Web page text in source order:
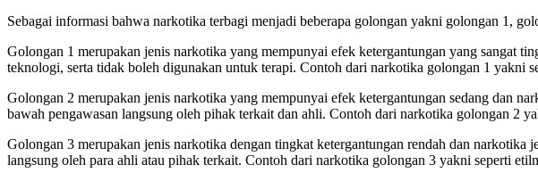
Sebagai informasi bahwa narkotika terbagi menjadi beberapa golongan yakni golongan 1,
Golongan 1 merupakan jenis narkotika yang mempunyai efek ketergantungan yang sangat
teknologi, serta tidak boleh digunakan untuk terapi. Contoh dari narkotika golongan 1 yakni
Golongan 2 merupakan jenis narkotika yang mempunyai efek ketergantungan sedang dan
bawah pengawasan langsung oleh pihak terkait dan ahli. Contoh dari narkotika golongan 2
Golongan 3 merupakan jenis narkotika dengan tingkat ketergantungan rendah dan
langsung oleh para ahli atau pihak terkait. Contoh dari narkotika golongan 3 yakni seperti